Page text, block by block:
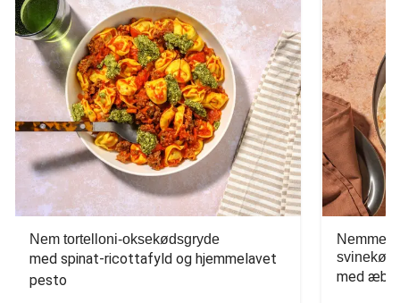
Nem tortelloni-oksekødsgryde
med spinat-ricottafyld og hjemmelavet
pesto
Nemme
svinekød
med